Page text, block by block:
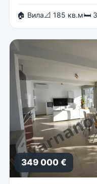
🏠 Вила📐 185 кв.м🛏 3
349 000 €